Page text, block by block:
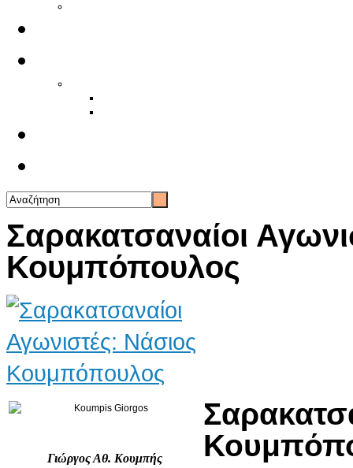
Σαρακατσαναίοι
Κουμπόπουλος
Γιώργος Αθ. Κουμπής